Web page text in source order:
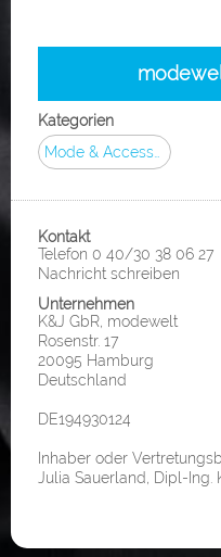
Kategorien
Kontakt
Telefon 0 40/30 38 06 27
Nachricht schreiben
Unternehmen
K&J GbR, modewelt
Rosenstr. 17
20095 Hamburg
Deutschland
DE194930124
Inhaber oder
Julia Sauerland, Dipl-